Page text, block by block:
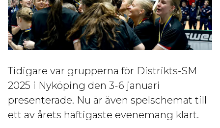
Tidigare var grupperna för Distrikts-SM
2025 i Nyköping den 3-6 januari
presenterade. Nu är även spelschemat till
ett av årets häftigaste evenemang klart.